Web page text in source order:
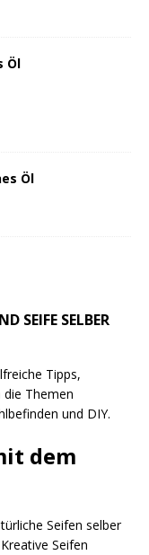
Öl
Öl
SEIFE SELBER
Tipps,
Themen
und DIY.
dem
Seifen selber
Seifen